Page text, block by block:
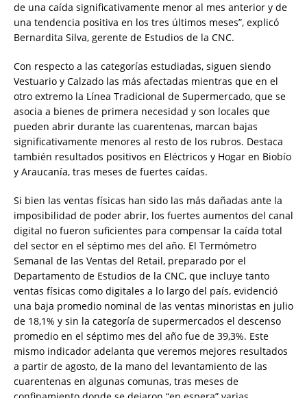
de una caída significativamente menor al mes anterior y de
una tendencia positiva en los tres últimos meses”, explicó
Bernardita Silva, gerente de Estudios de la CNC.
Con respecto a las categorías estudiadas, siguen siendo
Vestuario y Calzado las más afectadas mientras que en el
otro extremo la Línea Tradicional de Supermercado, que se
asocia a bienes de primera necesidad y son locales que
pueden abrir durante las cuarentenas, marcan bajas
significativamente menores al resto de los rubros. Destaca
también resultados positivos en Eléctricos y Hogar en Biobío
y Araucanía, tras meses de fuertes caídas.
Si bien las ventas físicas han sido las más dañadas ante la
imposibilidad de poder abrir, los fuertes aumentos del canal
digital no fueron suficientes para compensar la caída total
del sector en el séptimo mes del año. El Termómetro
Semanal de las Ventas del Retail, preparado por el
Departamento de Estudios de la CNC, que incluye tanto
ventas físicas como digitales a lo largo del país, evidenció
una baja promedio nominal de las ventas minoristas en julio
de 18,1% y sin la categoría de supermercados el descenso
promedio en el séptimo mes del año fue de 39,3%. Este
mismo indicador adelanta que veremos mejores resultados
a partir de agosto, de la mano del levantamiento de las
cuarentenas en algunas comunas, tras meses de